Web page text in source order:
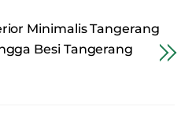
Minimalis Tangerang
Besi Tangerang